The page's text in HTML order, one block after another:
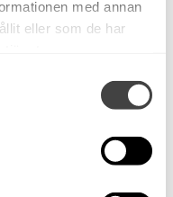
med annan
eller som de har